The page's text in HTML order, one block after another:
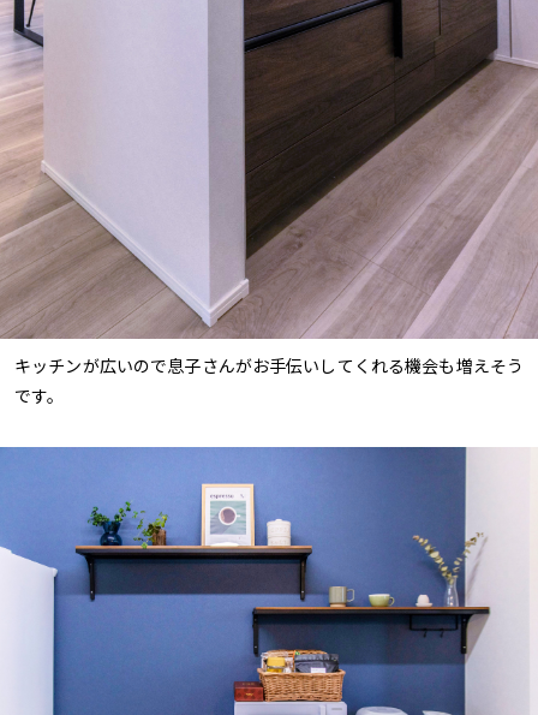
キッチンが広いので息子さんがお手伝いしてくれる機会も増えそう
です。